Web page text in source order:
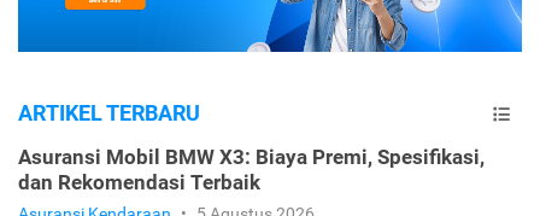
ARTIKEL TERBARU
Asuransi Mobil BMW X3: Biaya Premi, Spesifikasi,
dan Rekomendasi Terbaik